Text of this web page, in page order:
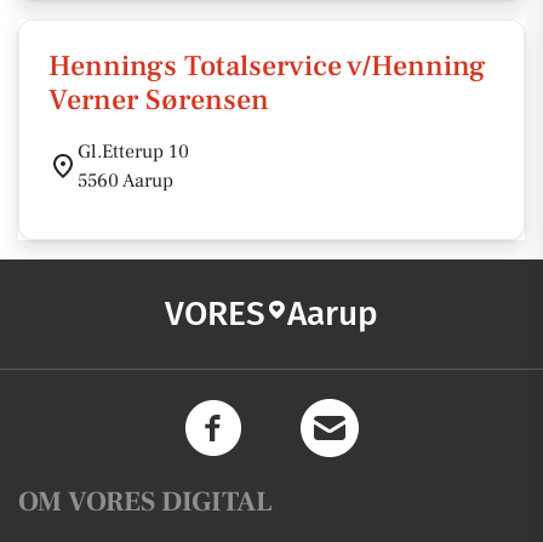
Hennings Totalservice v/Henning
Verner Sørensen
Gl.Etterup 10
5560 Aarup
VORES Aarup
OM VORES DIGITAL